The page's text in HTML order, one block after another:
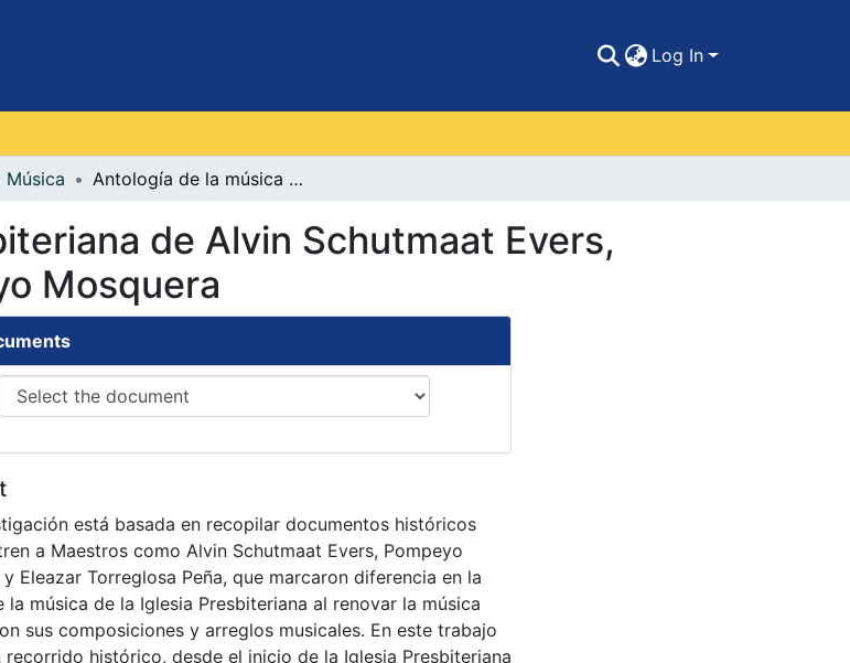
Log In
Música Antología de la música presbiteriana de Alvin Schutmaat Evers, Eleazar Torreglosa y Pompeyo Mosquera
de Alvin Schutmaat Evers,
Mosquera
está basada en recopilar documentos históricos
a Maestros como Alvin Schutmaat Evers, Pompeyo
Eleazar Torreglosa Peña, que marcaron diferencia en la
la música de la Iglesia Presbiteriana al renovar la música
sus composiciones y arreglos musicales. En este trabajo
recorrido histórico, desde el inicio de la Iglesia Presbiteriana